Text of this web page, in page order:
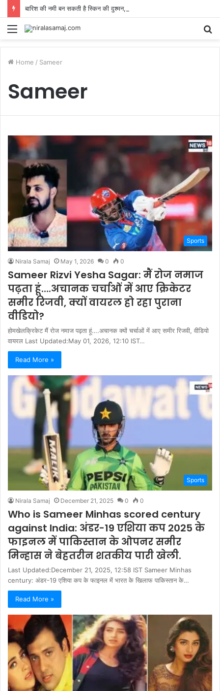
Menu
Home / Sameer
Sameer
Sports
Nirala Samaj May 1, 2026 0 0
Sameer Rizvi Yesha Sagar: मैं रोज नमाज
पढ़ता हूं….अचानक चर्चाओं में आए क्रिकेटर
समीर रिजवी, क्यों वायरल हो रहा पुराना
वीडियो?
होमखेलक्रिकेट मैं रोज नमाज पढ़ता हूं….अचानक क्यों चर्चाओं में आए समीर रिजवी, वीडियो
वायरल Last Updated:May 01, 2026, 12:10 IST…
Read More »
Sports
Nirala Samaj December 21, 2025 0 0
Who is Sameer Minhas scored century
against India: अंडर-19 एशिया कप 2025 के
फाइनल में पाकिस्तान के ओपनर समीर
मिन्हास ने बेहतरीन शतकीय पारी खेली.
Last Updated:December 21, 2025, 12:58 IST Sameer Minhas
century: अंडर-19 एशिया कप के फाइनल में भारत के खिलाफ पाकिस्तान के…
Read More »